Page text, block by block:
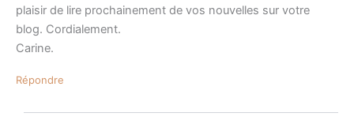
plaisir de lire prochainement de vos nouvelles sur votre
blog. Cordialement.
Carine.
Répondre